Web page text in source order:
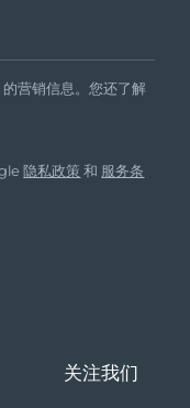
营销信息。您还了解
隐私政策 和 服务条
关注我们